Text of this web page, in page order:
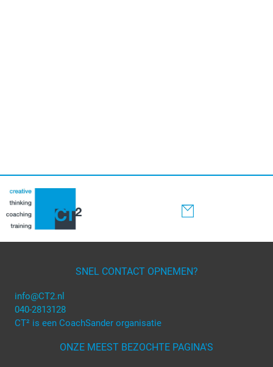
SNEL CONTACT OPNEMEN?
info@CT2.nl
040-2813128
CT² is een CoachSander organisatie
ONZE MEEST BEZOCHTE PAGINA'S